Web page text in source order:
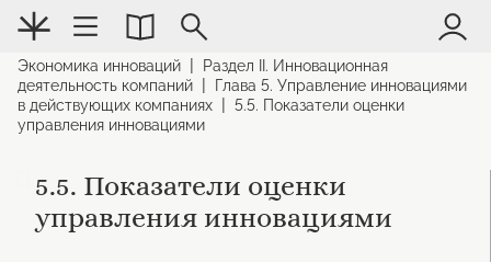
Экономика инноваций
Раздел II. Инновационная
деятельность компаний
Глава 5. Управление инновациями
в действующих компаниях
5.5. Показатели оценки
управления инновациями
5.5. Показатели оценки
управления инновациями